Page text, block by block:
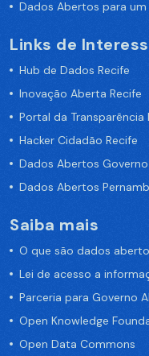
Dados Abertos para
Links de
Hub de Dados Recife
Inovação Aberta Recife
Portal da Transparência
Hacker Cidadão Recife
Dados Abertos Governo
Dados Abertos
Saiba mais
O que são dados
Lei de acesso a
Parceria para Governo
Open Knowledge
Open Data Commons